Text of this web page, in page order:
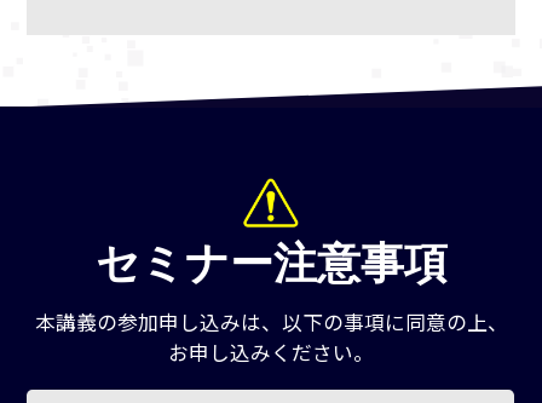
セミナー注意事項
本講義の参加申し込みは、以下の事項に同意の上、
お申し込みください。